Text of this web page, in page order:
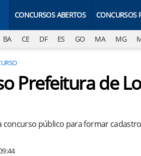
CONCURSOS ABERTOS CONCURSOS
BA CE DF ES GO MA MG
Prefeitura de
concurso público para formar